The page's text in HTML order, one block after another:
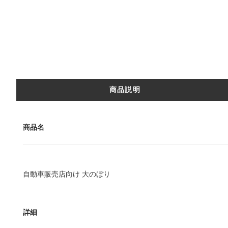
商品説明
商品名
自動車販売店向け 大のぼり
詳細